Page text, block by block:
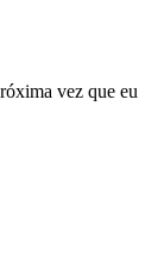
vez que eu